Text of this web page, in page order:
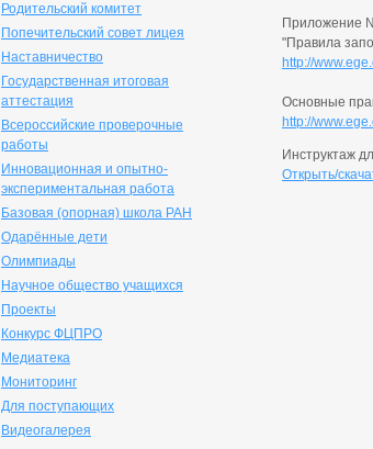
Родительский комитет
Попечительский совет лицея
Наставничество
Государственная итоговая
аттестация
Всероссийские проверочные
работы
Инновационная и опытно-
экспериментальная работа
Базовая (опорная) школа РАН
Одарённые дети
Олимпиады
Научное общество учащихся
Проекты
Конкурс ФЦПРО
Медиатека
Мониторинг
Для поступающих
Видеогалерея
Приложение
"Правила
http://
Основные
http://
Инструктаж
Открыть/